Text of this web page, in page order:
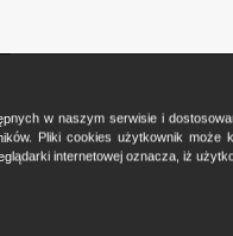
w naszym serwisie i
Pliki cookies użytkownik
internetowej oznacza, iż